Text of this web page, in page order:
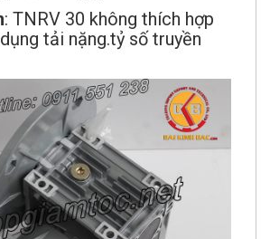
: TNRV 30 không thích hợp
tải nặng.tỷ số truyền